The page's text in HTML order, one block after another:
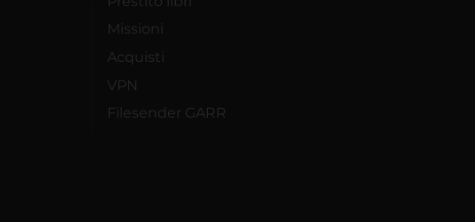
Missioni
Acquisti
VPN
Filesender GARR